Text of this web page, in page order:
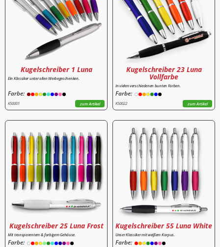
Kugelschreiber 1 Luna
Ein Klassiker unter allen Werbegeschenken.
Farbe:
K50001 zum Artikel
Kugelschreiber 23 Luna
Vollfarbe
In vielen verschiedenen bunten Farben.
Farbe:
K50022 zum Artikel
Kugelschreiber 25 Luna Frost
Mit transparentem & farbigem Gehäuse.
Farbe:
Kugelschreiber 55 Luna White
Unser Klassiker mit weißem Korpus.
Farbe: